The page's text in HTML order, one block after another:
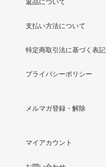
返品について
支払い方法について
特定商取引法に基づく表記
プライバシーポリシー
メルマガ登録・解除
マイアカウント